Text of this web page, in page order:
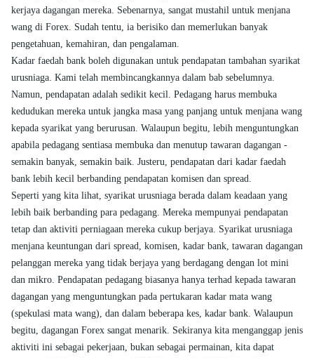
kerjaya dagangan mereka. Sebenarnya, sangat mustahil untuk menjana
wang di Forex. Sudah tentu, ia berisiko dan memerlukan banyak
pengetahuan, kemahiran, dan pengalaman.
Kadar faedah bank boleh digunakan untuk pendapatan tambahan syarikat
urusniaga. Kami telah membincangkannya dalam bab sebelumnya.
Namun, pendapatan adalah sedikit kecil. Pedagang harus membuka
kedudukan mereka untuk jangka masa yang panjang untuk menjana wang
kepada syarikat yang berurusan. Walaupun begitu, lebih menguntungkan
apabila pedagang sentiasa membuka dan menutup tawaran dagangan -
semakin banyak, semakin baik. Justeru, pendapatan dari kadar faedah
bank lebih kecil berbanding pendapatan komisen dan spread.
Seperti yang kita lihat, syarikat urusniaga berada dalam keadaan yang
lebih baik berbanding para pedagang. Mereka mempunyai pendapatan
tetap dan aktiviti perniagaan mereka cukup berjaya. Syarikat urusniaga
menjana keuntungan dari spread, komisen, kadar bank, tawaran dagangan
pelanggan mereka yang tidak berjaya yang berdagang dengan lot mini
dan mikro. Pendapatan pedagang biasanya hanya terhad kepada tawaran
dagangan yang menguntungkan pada pertukaran kadar mata wang
(spekulasi mata wang), dan dalam beberapa kes, kadar bank. Walaupun
begitu, dagangan Forex sangat menarik. Sekiranya kita menganggap jenis
aktiviti ini sebagai pekerjaan, bukan sebagai permainan, kita dapat